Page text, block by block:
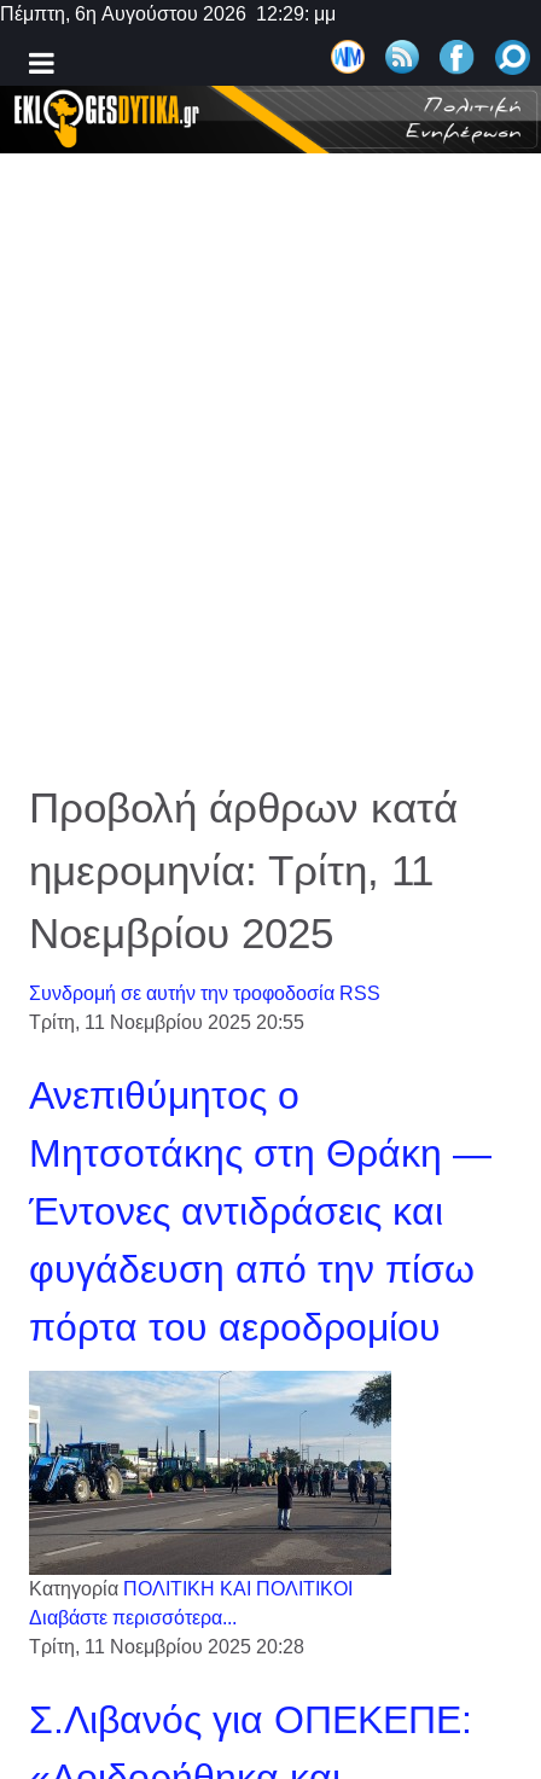
Πέμπτη, 6η Αυγούστου 2026 12:29: μμ
Προβολή άρθρων κατά
ημερομηνία: Τρίτη, 11
Νοεμβρίου 2025
Συνδρομή σε αυτήν την τροφοδοσία RSS
Τρίτη, 11 Νοεμβρίου 2025 20:55
Ανεπιθύμητος ο
Μητσοτάκης στη Θράκη —
Έντονες αντιδράσεις και
φυγάδευση από την πίσω
πόρτα του αεροδρομίου
Κατηγορία ΠΟΛΙΤΙΚΗ ΚΑΙ ΠΟΛΙΤΙΚΟΙ
Διαβάστε περισσότερα...
Τρίτη, 11 Νοεμβρίου 2025 20:28
Σ.Λιβανός για ΟΠΕΚΕΠΕ: